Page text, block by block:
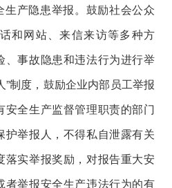
产隐患举报。鼓励社会公众
和网站、来信来访等多种方
、事故隐患和违法行为进行举
”制度，鼓励企业内部员工举报
全生产监督管理职责的部门
举报人，不得私自泄露有关
落实举报奖励，对报告重大安
者举报安全生产违法行为的有